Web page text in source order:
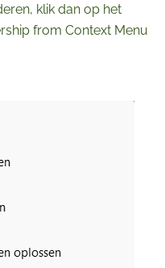
klik dan op het
from Context Menu